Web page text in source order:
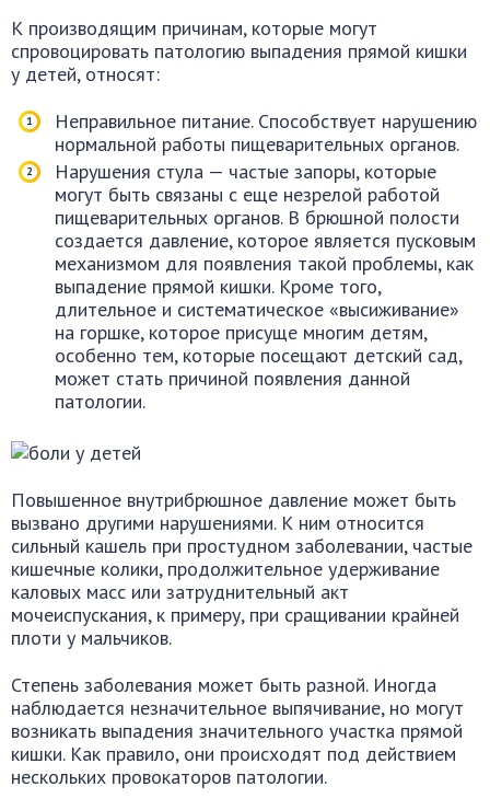
К производящим причинам, которые могут
спровоцировать патологию выпадения прямой кишки
у детей, относят:
Неправильное питание. Способствует нарушению
нормальной работы пищеварительных органов.
Нарушения стула — частые запоры, которые
могут быть связаны с еще незрелой работой
пищеварительных органов. В брюшной полости
создается давление, которое является пусковым
механизмом для появления такой проблемы, как
выпадение прямой кишки. Кроме того,
длительное и систематическое «высиживание»
на горшке, которое присуще многим детям,
особенно тем, которые посещают детский сад,
может стать причиной появления данной
патологии.
Повышенное внутрибрюшное давление может быть
вызвано другими нарушениями. К ним относится
сильный кашель при простудном заболевании, частые
кишечные колики, продолжительное удерживание
каловых масс или затруднительный акт
мочеиспускания, к примеру, при сращивании крайней
плоти у мальчиков.
Степень заболевания может быть разной. Иногда
наблюдается незначительное выпячивание, но могут
возникать выпадения значительного участка прямой
кишки. Как правило, они происходят под действием
нескольких провокаторов патологии.